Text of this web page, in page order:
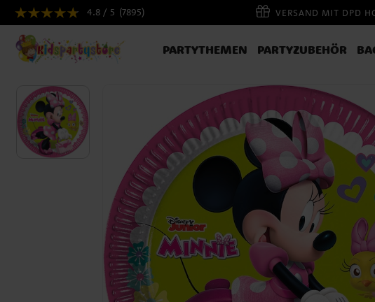
4.8 / 5 (7895) VERSAND MIT DPD
PARTYTHEMEN PARTYZUBEHÖR